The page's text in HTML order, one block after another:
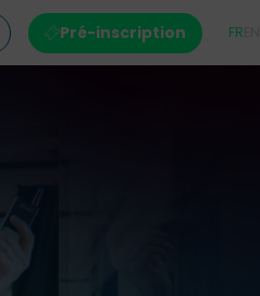
Pré-inscription FR